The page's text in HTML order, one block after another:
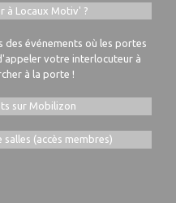
à Locaux Motiv' ?
des événements où les portes
votre interlocuteur à
à la porte !
sur Mobilizon
(accès membres)